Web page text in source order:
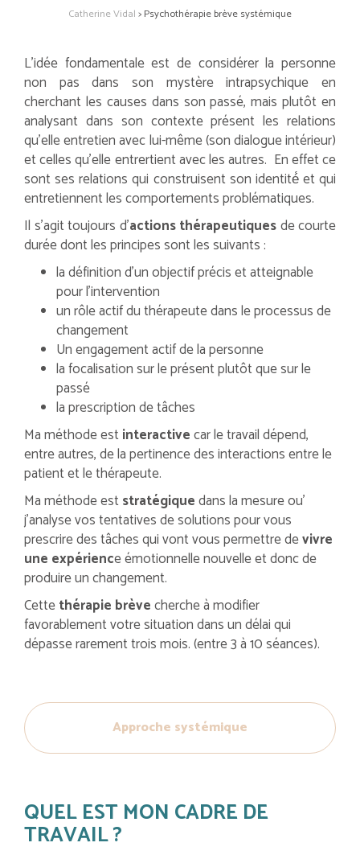
Catherine Vidal>Psychothérapie brève systémique
L’idée fondamentale est de considérer la personne
non pas dans son mystère intrapsychique en
cherchant les causes dans son passé, mais plutôt en
analysant dans son contexte présent les relations
qu’elle entretien avec lui-même (son dialogue intérieur)
et celles qu’elle entrertient avec les autres. En effet ce
sont ses relations qui construisent son identité́ et qui
entretiennent les comportements problématiques.
Il s'agit toujours d'actions thérapeutiquesde courte
durée dont les principes sont les suivants :
la définition d'un objectif précis et atteignable
pour l'intervention
un rôle actif du thérapeute dans le processus de
changement
Un engagement actif de la personne
la focalisation sur le présent plutôt que sur le
passé
la prescription de tâches
Ma méthode estinteractivecar le travail dépend,
entre autres, de la pertinence des interactions entre le
patient et le thérapeute.
Ma méthode eststratégiquedans la mesure ou’
j’analyse vos tentatives de solutions pour vous
prescrire des tâches qui vont vous permettre devivre
une expérience émotionnelle nouvelle et donc de
produire un changement.
Cettethérapie brèvecherche à modifier
favorablement votre situation dans un délai qui
dépasse rarement trois mois. (entre 3 à 10 séances).
Approche systémique
QUEL EST MON CADRE DE
TRAVAIL ?